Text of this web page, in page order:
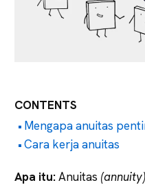
CONTENTS
Mengapa anuitas
Cara kerja anuitas
Apa itu:Anuitas (annuity)